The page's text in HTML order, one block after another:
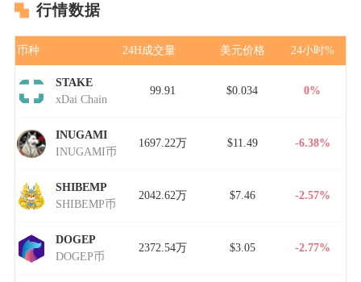
行情数据
币种 24H成交量 美元价格 24小时%
STAKE
xDai Chain
99.91 $0.034 0%
INUGAMI
INUGAMI币
1697.22万 $11.49 -6.38%
SHIBEMP
SHIBEMP币
2042.62万 $7.46 -2.57%
DOGEP
DOGEP币
2372.54万 $3.05 -2.77%